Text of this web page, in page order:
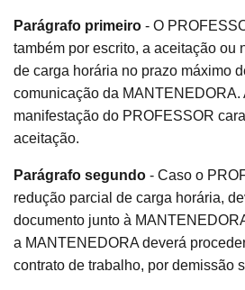
Parágrafo primeiro - O
também por escrito, a aceitação ou
de carga horária no prazo máximo
comunicação da MANTENEDORA.
manifestação do PROFESSOR
aceitação.
Parágrafo segundo - Caso o
redução parcial de carga horária,
documento junto à
a MANTENEDORA deverá
contrato de trabalho, por demissão